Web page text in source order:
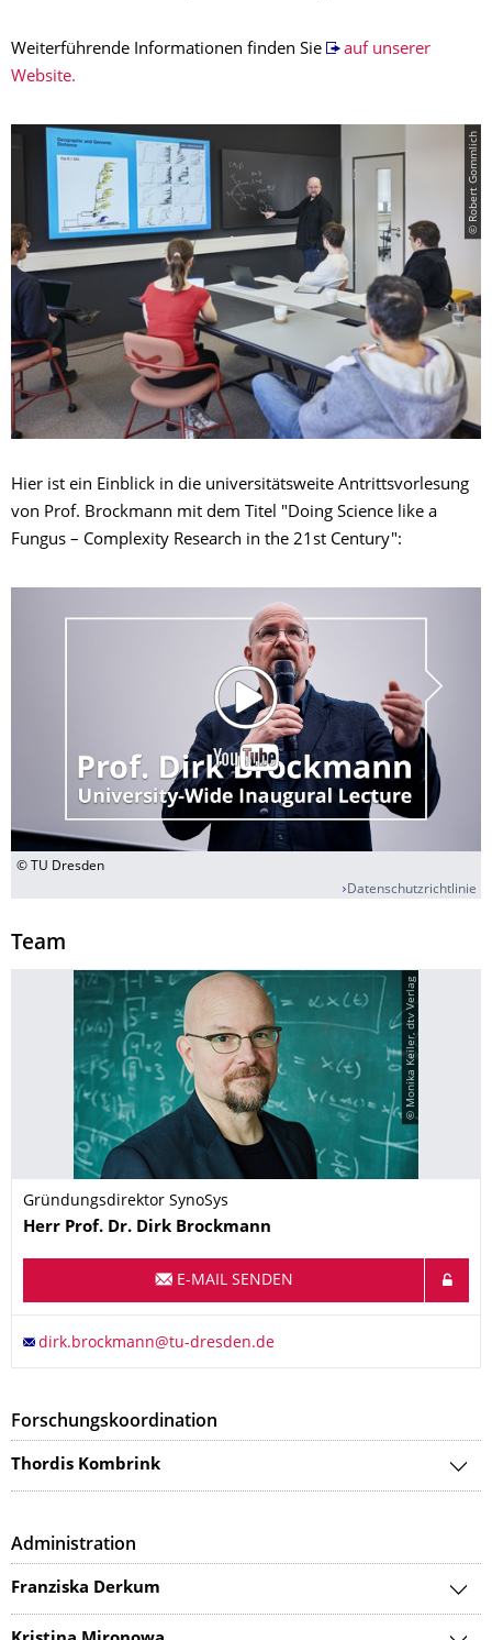
Weiterführende Informationen finden Sie
auf unserer
Website.
© Robert Gommlich
Hier ist ein Einblick in die universitätsweite Antrittsvorlesung
von Prof. Brockmann mit dem Titel "Doing Science like a
Fungus – Complexity Research in the 21st Century":
© TU Dresden
Datenschutzrichtlinie
Team
© Monika Keiler, dtv Verlag
Gründungsdirektor SynoSys
Name
Herr Prof. Dr. Dirk Brockmann
E-MAIL SENDEN
Forschungskoordination
Thordis Kombrink
Administration
Franziska Derkum